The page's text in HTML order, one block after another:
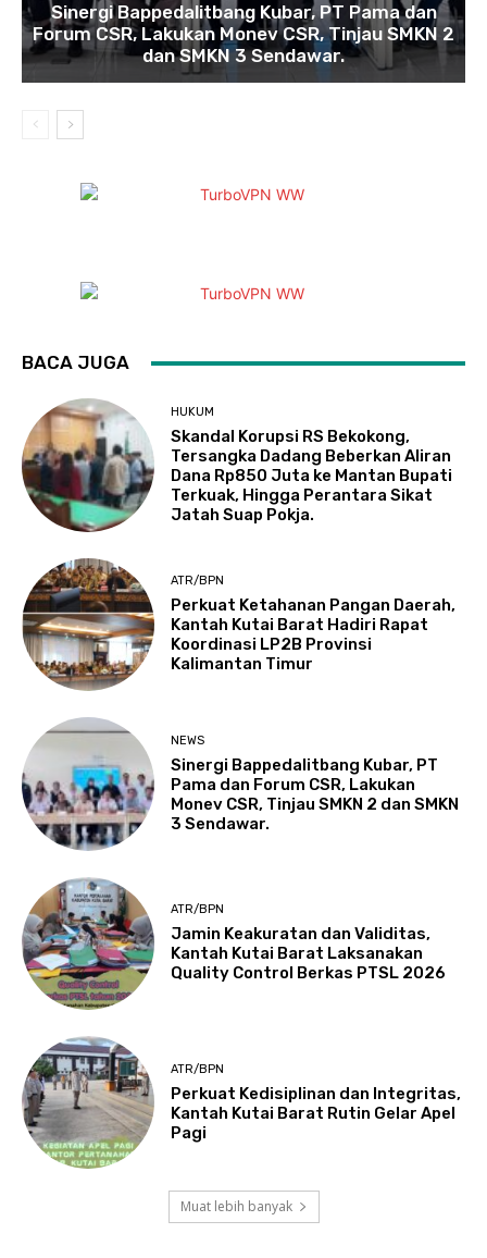
Sinergi Bappedalitbang Kubar, PT Pama dan
Forum CSR, Lakukan Monev CSR, Tinjau SMKN 2
dan SMKN 3 Sendawar.
BACA JUGA
HUKUM
Skandal Korupsi RS Bekokong,
Tersangka Dadang Beberkan Aliran
Dana Rp850 Juta ke Mantan Bupati
Terkuak, Hingga Perantara Sikat
Jatah Suap Pokja.
ATR/BPN
Perkuat Ketahanan Pangan Daerah,
Kantah Kutai Barat Hadiri Rapat
Koordinasi LP2B Provinsi
Kalimantan Timur
NEWS
Sinergi Bappedalitbang Kubar, PT
Pama dan Forum CSR, Lakukan
Monev CSR, Tinjau SMKN 2 dan SMKN
3 Sendawar.
ATR/BPN
Jamin Keakuratan dan Validitas,
Kantah Kutai Barat Laksanakan
Quality Control Berkas PTSL 2026
ATR/BPN
Perkuat Kedisiplinan dan Integritas,
Kantah Kutai Barat Rutin Gelar Apel
Pagi
Muat lebih banyak